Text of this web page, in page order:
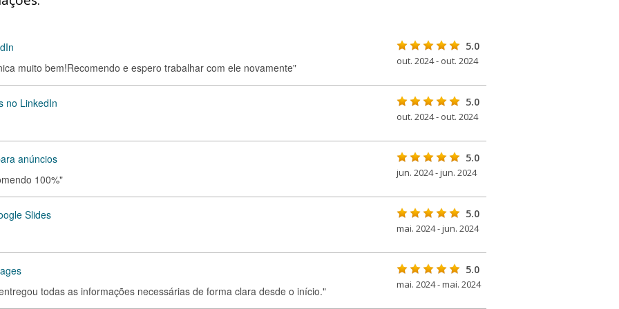
muito bem!Recomendo e espero trabalhar com ele novamente"
5.0
out. 2024 - out. 2024
no LinkedIn 5.0
out. 2024 - out. 2024
anúncios
100%"
5.0
jun. 2024 - jun. 2024
Slides 5.0
mai. 2024 - jun. 2024
todas as informações necessárias de forma clara desde o início."
5.0
mai. 2024 - mai. 2024